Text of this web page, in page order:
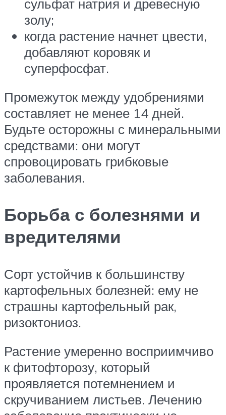
сульфат натрия и древесную
золу;
когда растение начнет цвести,
добавляют коровяк и
суперфосфат.
Промежуток между удобрениями
составляет не менее 14 дней.
Будьте осторожны с минеральными
средствами: они могут
спровоцировать грибковые
заболевания.
Борьба с болезнями и
вредителями
Сорт устойчив к большинству
картофельных болезней: ему не
страшны картофельный рак,
ризоктониоз.
Растение умеренно восприимчиво
к фитофторозу, который
проявляется потемнением и
скручиванием листьев. Лечению